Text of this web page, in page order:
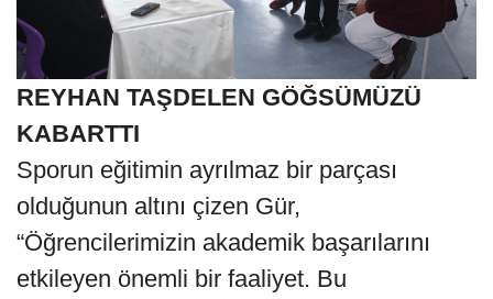
REYHAN TAŞDELEN GÖĞSÜMÜZÜ
KABARTTI
Sporun eğitimin ayrılmaz bir parçası
olduğunun altını çizen Gür,
“Öğrencilerimizin akademik başarılarını
etkileyen önemli bir faaliyet. Bu